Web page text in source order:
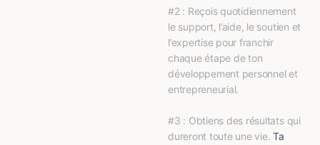
#2 : Reçois quotidiennement
le support, l’aide, le soutien et
l’expertise pour franchir
chaque étape de ton
développement personnel et
entrepreneurial.
#3 : Obtiens des résultats qui
dureront toute une vie. Ta